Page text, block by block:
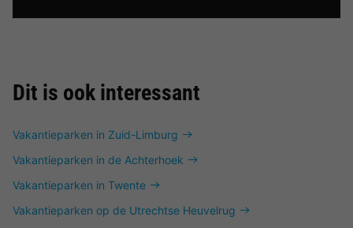
Dit is ook interessant
Vakantieparken in Zuid-Limburg
Vakantieparken in de Achterhoek
Vakantieparken in Twente
Vakantieparken op de Utrechtse Heuvelrug